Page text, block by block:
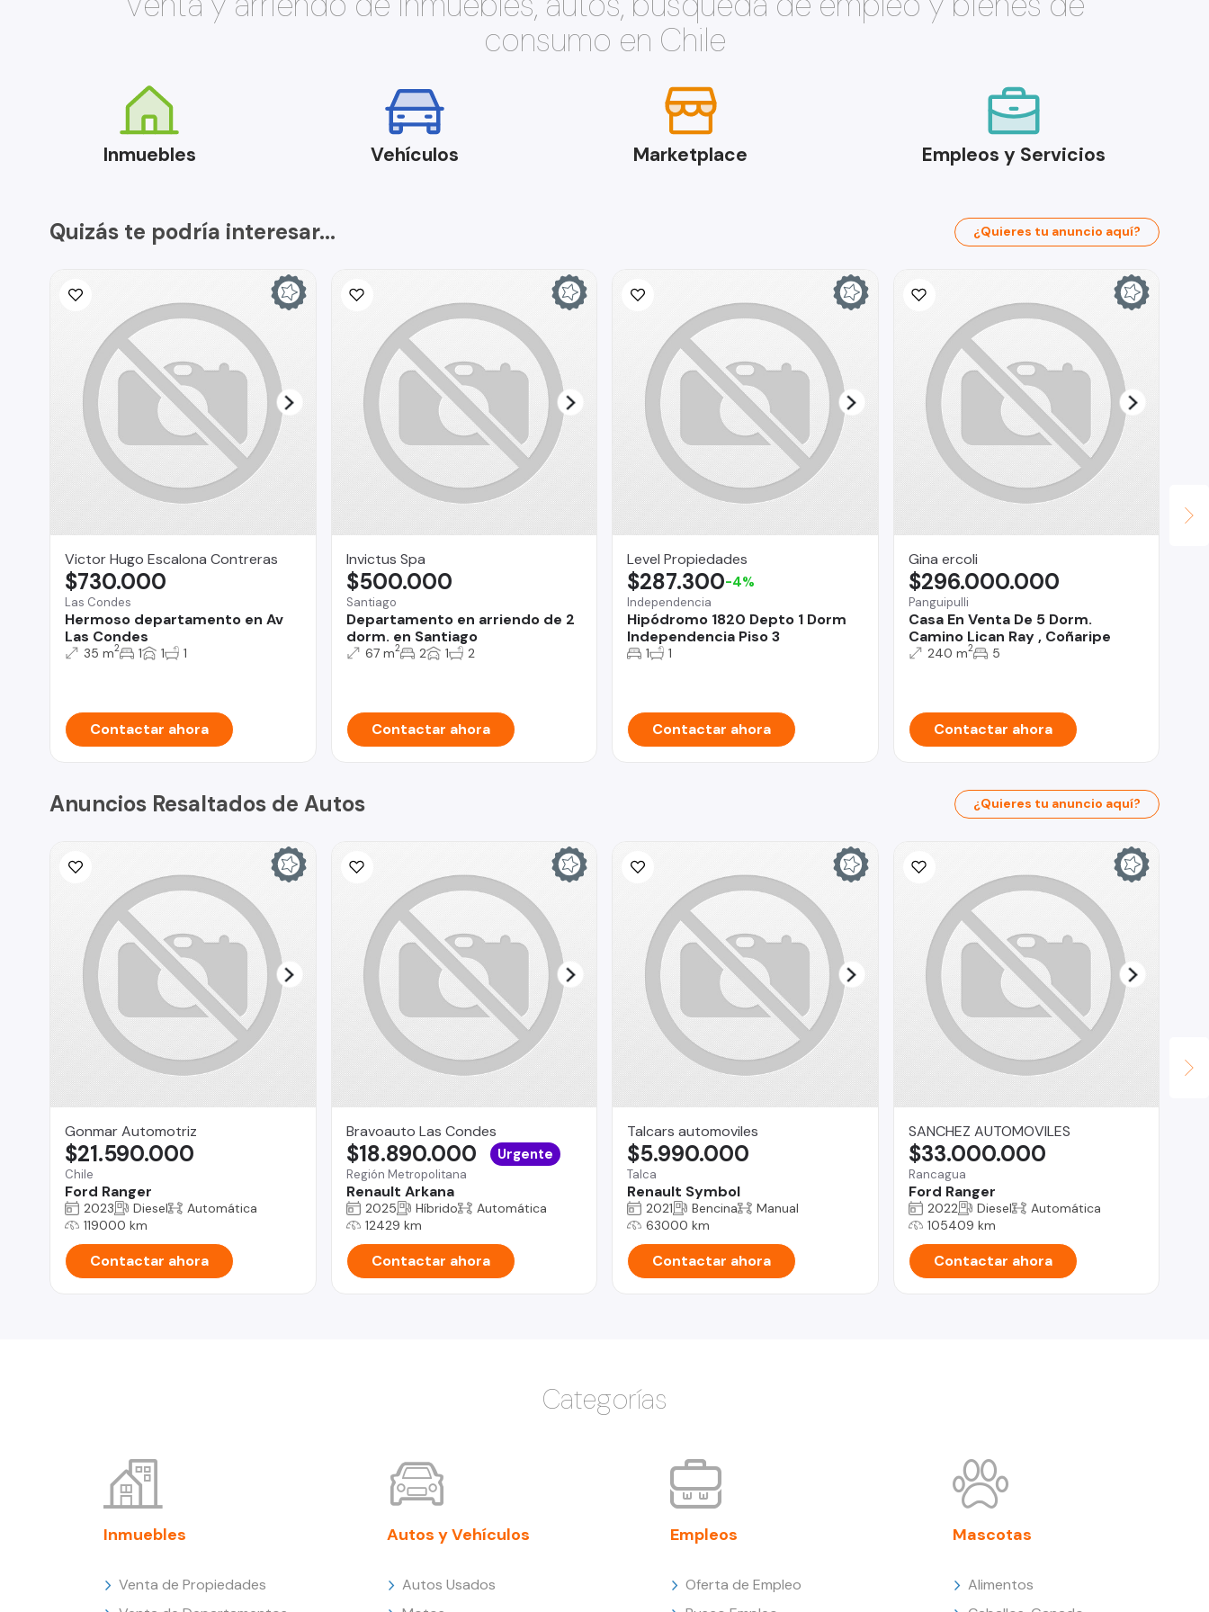
consumo en Chile
Inmuebles Vehículos Marketplace Empleos y Servicios
Quizás te podría interesar... ¿Quieres tu anuncio aquí?
Victor Hugo Escalona Contreras
Las Condes
Hermoso departamento en Av
Las Condes
$730.000
35 m2 1 1 1
Contactar ahora
Invictus Spa
Santiago
Departamento en arriendo de 2
dorm. en Santiago
$500.000
67 m2 2 1 2
Contactar ahora
Level Propiedades
Independencia
Hipódromo 1820 Depto 1 Dorm
Independencia Piso 3
$287.300-4%
1 1
Contactar ahora
Gina ercoli
Panguipulli
Casa En Venta De 5 Dorm.
Camino Lican Ray , Coñaripe
$296.000.000
240 m2 5
Contactar ahora
Anuncios Resaltados de Autos ¿Quieres tu anuncio aquí?
Gonmar Automotriz
Chile
Ford Ranger
$21.590.000
2023 Diesel
Automática
119000 km
Contactar ahora
Bravoauto Las Condes
Región Metropolitana
Renault Arkana
$18.890.000 Urgente
2025 Híbrido
Automática
12429 km
Contactar ahora
Talcars automoviles
Talca
Renault Symbol
$5.990.000
2021 Bencina
Manual
63000 km
Contactar ahora
SANCHEZ AUTOMOVILES
Rancagua
Ford Ranger
$33.000.000
2022 Diesel
Automática
105409 km
Contactar ahora
Categorías
Inmuebles
Venta de Propiedades
Autos y Vehículos
Autos Usados
Empleos
Oferta de Empleo
Mascotas
Alimentos